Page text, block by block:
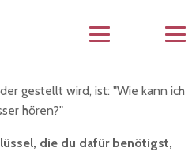
gestellt wird, ist: "Wie kann ich
hören?"
die du dafür benötigst,